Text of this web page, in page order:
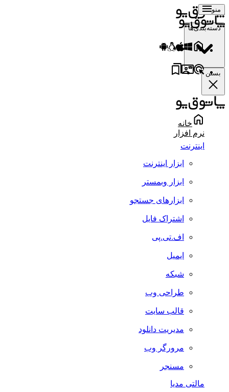
منو
دسته‌بندی‌ها
بستن
خانه
نرم افزار
اینترنت
ابزار اینترنت
ابزار وبمستر
ابزارهای جستجو
اشتراک فایل
اف.تی.پی
ایمیل
شبکه
طراحی وب
قالب سایت
مدیریت دانلود
مرورگر وب
مسنجر
مالتی مدیا